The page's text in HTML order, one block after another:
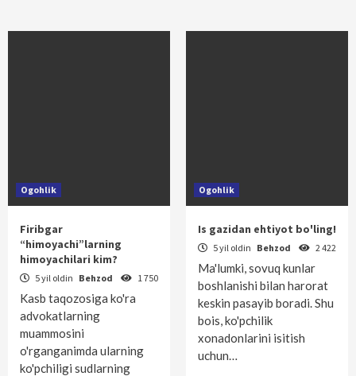
Ogohlik
Firibgar
“himoyachi”larning
himoyachilari kim?
5 yil oldin Behzod 1 750
Kasb taqozosiga ko'ra
advokatlarning
muammosini
o'rganganimda ularning
ko'pchiligi sudlarning
Ogohlik
Is gazidan ehtiyot bo'ling!
5 yil oldin Behzod 2 422
Ma'lumki, sovuq kunlar
boshlanishi bilan harorat
keskin pasayib boradi. Shu
bois, ko'pchilik
xonadonlarini isitish
uchun…